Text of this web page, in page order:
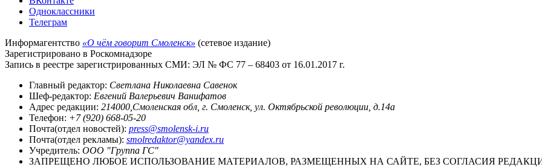
Одноклассники
Телеграм
Информагентство «О чём говорит Смоленск» (сетевое издание)
Зарегистрировано в Роскомнадзоре
Запись в реестре зарегистрированных СМИ: ЭЛ № ФС 77 – 68403 от 16.01.2017 г.
Главный редактор: Светлана Николаевна Савенок
Шеф-редактор: Евгений Валерьевич Ванифатов
Адрес редакции: 214000,Смоленская обл, г. Смоленск, ул. Октябрьской революции, д.14а
Телефон: +7 (920) 668-05-20
Почта(отдел новостей): press@smolensk-i.ru
Почта(отдел рекламы): smolredaktor@yandex.ru
Учредитель: ООО "Группа ГС"
ЗАПРЕЩЕНО ЛЮБОЕ ИСПОЛЬЗОВАНИЕ МАТЕРИАЛОВ, РАЗМЕЩЕННЫХ НА САЙТЕ, БЕЗ СОГЛАСИЯ